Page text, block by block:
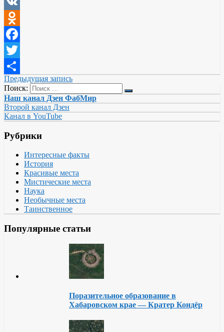
VK
Odnoklassniki
Facebook
Twitter
Отправить
Предыдущая запись
Поиск:
Наш канал Дзен ФабМир
Второй канал Дзен
Канал в YouTube
Рубрики
Интересные факты
История
Красивые места
Мистические места
Наука
Необычные места
Таинственное
Популярные статьи
Поразительное образование в
Хабаровском крае — Кратер Кондёр